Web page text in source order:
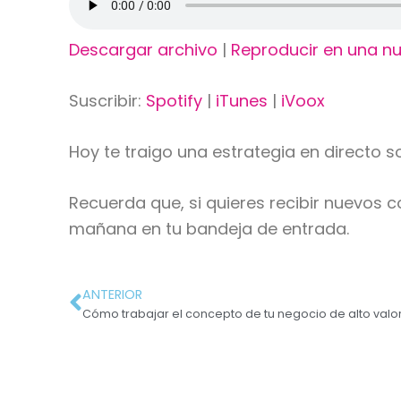
Descargar archivo | Reproducir en una
Suscribir: Spotify | iTunes | iVoox
Hoy te traigo una estrategia en directo
Recuerda que, si quieres recibir nuevos
mañana en tu bandeja de entrada.
ANTERIOR
Cómo trabajar el concepto de tu negocio de alto